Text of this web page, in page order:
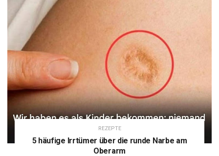
REZEPTE
5 häufige Irrtümer über die runde Narbe am
Oberarm